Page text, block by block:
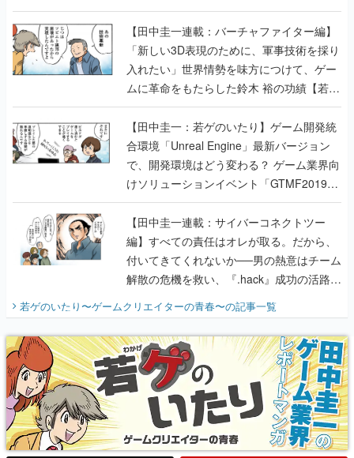
【若ゲのいたり最終回】
【田中圭一連載：バーチャファイター編】
「新しい3D表現のために、軍事技術を採り
入れたい」世界情勢を味方につけて、ゲー
ムに革命をもたらした鈴木 裕の功績【若ゲ
のいたり】
【田中圭一：若ゲのいたり】ゲーム開発統
合環境「Unreal Engine」最新バージョン
で、開発環境はどう変わる？ ゲーム業界向
けソリューションイベント「GTMF2019」
に行って、より理解を深めよう【PR】
【田中圭一連載：サイバーコネクトツー
編】すべての責任はオレが取る。だから、
付いてきてくれないか──男の熱意はチーム
解散の危機を救い、『.hack』成功の活路を
『少年ジャンプ』色だった【若ゲのいた
り】
若ゲのいたり〜ゲームクリエイターの青春〜の記事一覧